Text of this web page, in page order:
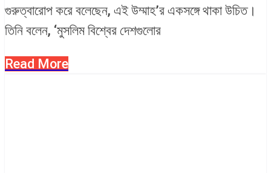
গুরুত্বারোপ করে বলেছেন, এই উম্মাহ’র একসঙ্গে থাকা উচিত।
তিনি বলেন, ‘মুসলিম বিশ্বের দেশগুলোর
Read More